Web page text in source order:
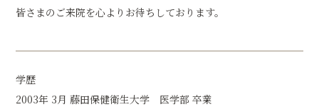
皆さまのご来院を心よりお待ちしております。
学歴
2003年 3月 藤田保健衛生大学 医学部 卒業